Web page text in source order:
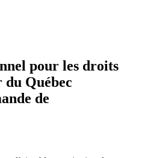
pour les droits
Québec
de